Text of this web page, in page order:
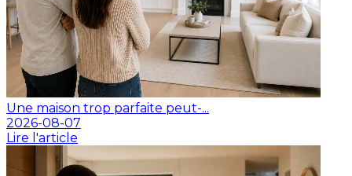
Une maison trop parfaite peut-...
2026-08-07
Lire l'article